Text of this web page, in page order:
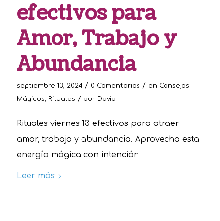
efectivos para
Amor, Trabajo y
Abundancia
septiembre 13, 2024 / 0 Comentarios / en Consejos
Mágicos
Rituales / por David
Rituales viernes 13 efectivos para atraer
amor, trabajo y abundancia. Aprovecha esta
energía mágica con intención
Leer más